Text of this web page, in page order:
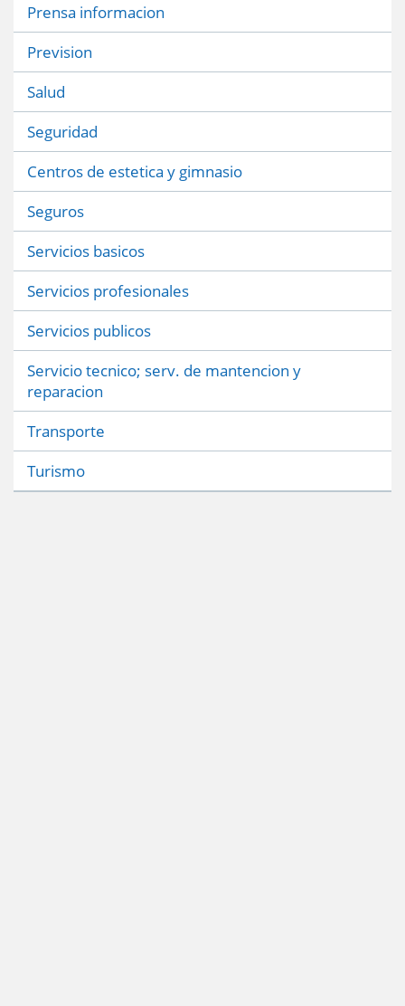
Prensa informacion
Prevision
Salud
Seguridad
Centros de estetica y gimnasio
Seguros
Servicios basicos
Servicios profesionales
Servicios publicos
Servicio tecnico; serv. de mantencion y
reparacion
Transporte
Turismo